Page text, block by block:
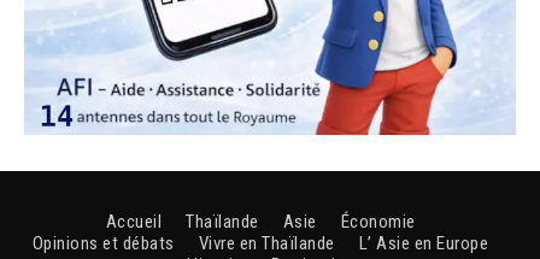
Accueil Thaïlande Asie
Économie
Opinions et débats
Vivre en Thaïlande
L’ Asie en Europe